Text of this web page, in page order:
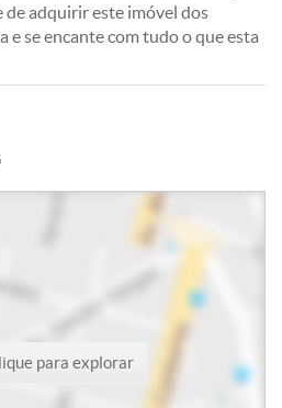
adquirir este imóvel dos
e se encante com tudo o que esta
para explorar